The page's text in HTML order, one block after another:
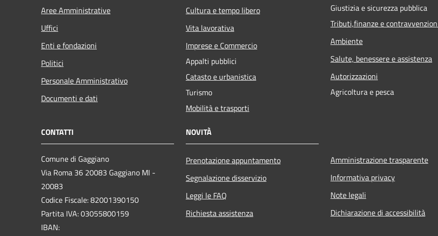
Aree Amministrative
Uffici
Enti e fondazioni
Politici
Personale Amministrativo
Documenti e dati
Cultura e tempo libero
Vita lavorativa
Imprese e Commercio
Appalti pubblici
Catasto e urbanistica
Turismo
Mobilità e trasporti
Giustizia e sicurezza pubblica
Tributi,finanze e
Ambiente
Salute, benessere e assistenza
Autorizzazioni
Agricoltura e pesca
CONTATTI
Comune di Gaggiano
Via Roma 36 20083 Gaggiano MI -
20083
Codice Fiscale: 82001390150
Partita IVA: 03055800159
IBAN:
NOVITÀ
Prenotazione appuntamento
Segnalazione disservizio
Leggi le FAQ
Richiesta assistenza
Amministrazione trasparente
Informativa privacy
Note legali
Dichiarazione di accessibilità